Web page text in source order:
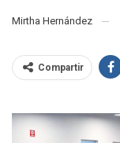
Mirtha Hernández
Compartir